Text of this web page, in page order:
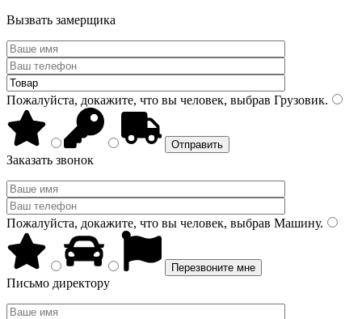
Вызвать замерщика
Пожалуйста, докажите, что вы человек, выбрав Грузовик.
Заказать звонок
Пожалуйста, докажите, что вы человек, выбрав Машину.
Письмо директору